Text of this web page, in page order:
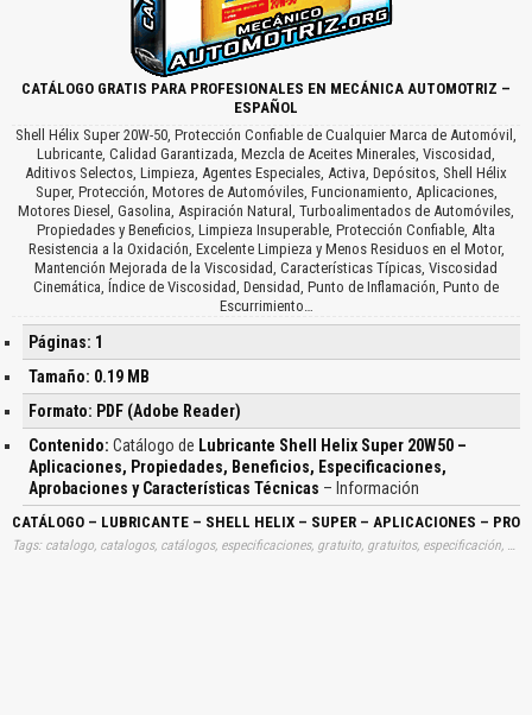
CATÁLOGO GRATIS PARA PROFESIONALES EN MECÁNICA AUTOMOTRIZ –
ESPAÑOL
Shell Hélix Super 20W-50, Protección Confiable de Cualquier Marca de Automóvil,
Lubricante, Calidad Garantizada, Mezcla de Aceites Minerales, Viscosidad,
Aditivos Selectos, Limpieza, Agentes Especiales, Activa, Depósitos, Shell Hélix
Super, Protección, Motores de Automóviles, Funcionamiento, Aplicaciones,
Motores Diesel, Gasolina, Aspiración Natural, Turboalimentados de Automóviles,
Propiedades y Beneficios, Limpieza Insuperable, Protección Confiable, Alta
Resistencia a la Oxidación, Excelente Limpieza y Menos Residuos en el Motor,
Mantención Mejorada de la Viscosidad, Características Típicas, Viscosidad
Cinemática, Índice de Viscosidad, Densidad, Punto de Inflamación, Punto de
Escurrimiento…
Páginas: 1
Tamaño: 0.19 MB
Formato: PDF (Adobe Reader)
Contenido: Catálogo de Lubricante Shell Helix Super 20W50 –
Aplicaciones, Propiedades, Beneficios, Especificaciones,
Aprobaciones y Características Técnicas – Información
CATÁLOGO – LUBRICANTE – SHELL HELIX – SUPER – APLICACIONES –